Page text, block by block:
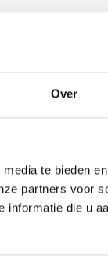
Over
te bieden
partners voor
informatie die u